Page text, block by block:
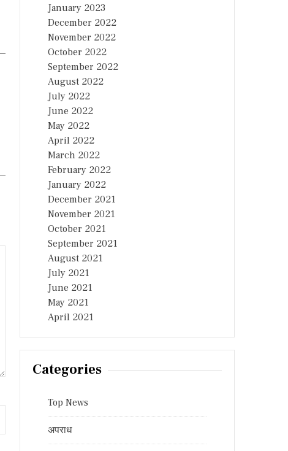
January 2023
December 2022
November 2022
October 2022
September 2022
August 2022
July 2022
June 2022
May 2022
April 2022
March 2022
February 2022
January 2022
December 2021
November 2021
October 2021
September 2021
August 2021
July 2021
June 2021
May 2021
April 2021
Categories
Top News
अपराध